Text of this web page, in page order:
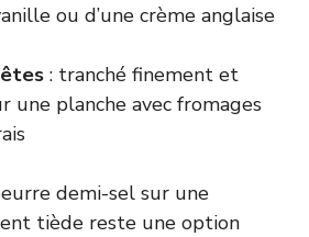
ou d’une crème anglaise
: tranché finement et
une planche avec fromages
demi-sel sur une
tiède reste une option